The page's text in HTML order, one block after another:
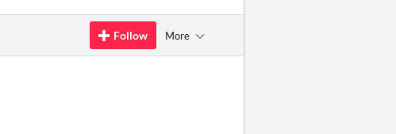
Follow More